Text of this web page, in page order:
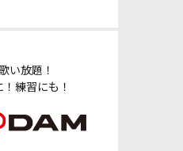
い放題！
練習にも！